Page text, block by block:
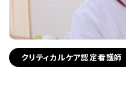
クリティカルケア認定看護師